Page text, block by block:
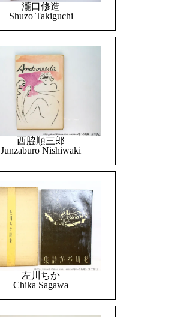
瀧口修造
Shuzo Takiguchi
西脇順三郎
Junzaburo Nishiwaki
左川ちか
Chika Sagawa